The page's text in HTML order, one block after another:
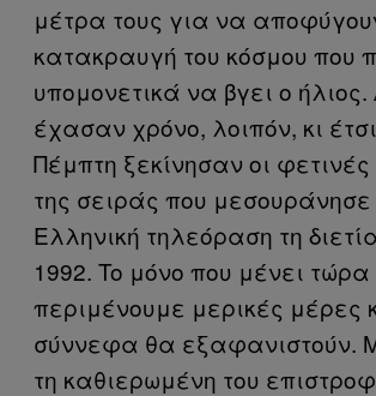
μέτρα τους για να
κατακραυγή του κόσμου που
υπομονετικά να βγει ο
έχασαν χρόνο, λοιπόν, κι
Πέμπτη ξεκίνησαν οι
της σειράς που μεσουράνησε
Ελληνική τηλεόραση τη
1992. To μόνο που μένει τώρα
περιμένουμε μερικές μέρες
σύννεφα θα εξαφανιστούν.
τη καθιερωμένη του